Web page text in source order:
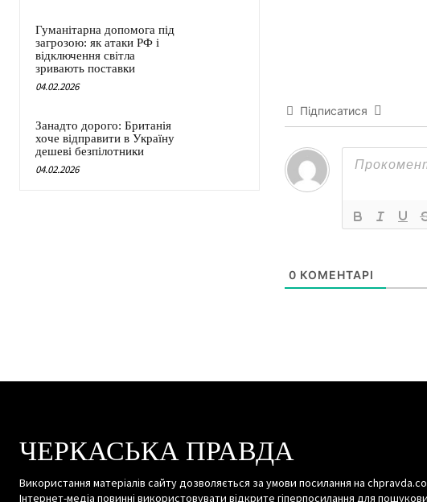
Гуманітарна допомога під
загрозою: як атаки РФ і
відключення світла
зривають поставки
04.02.2026
Занадто дорого: Британія
хоче відправити в Україну
дешеві безпілотники
04.02.2026
Підписатися
0 КОМЕНТАРІ
ЧЕРКАСЬКА ПРАВДА
Використання матеріалів сайту дозволяється за умови посилання на
Інтернет-медіа повинні використовувати відкрите гіперпосилання для